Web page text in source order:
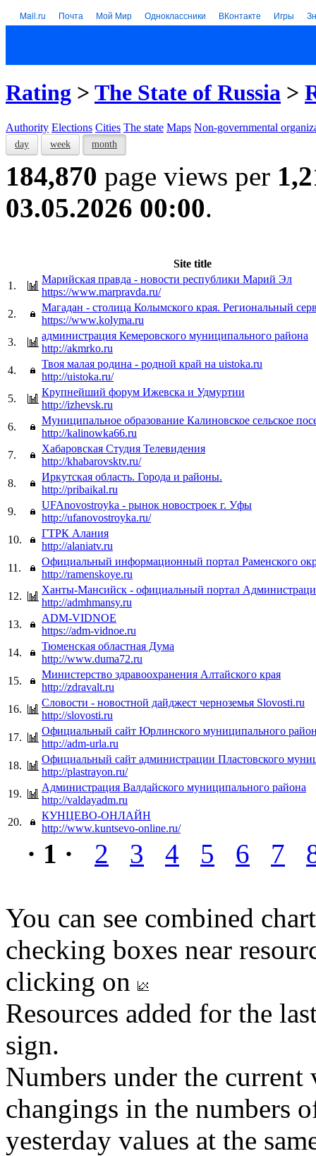
Mail.ru Почта Мой Мир Одноклассники ВКонтакте Игры
Rating > The State of Russia >
Authority Elections Cities The state Maps Non-governmental
day week month
184,870 page views per
03.05.2026 00:00.
Site title
1.
Марийская правда - новости республики Марий Эл
https://www.marpravda.ru/
2.
Магадан - столица Колымского края. Региональный
https://www.kolyma.ru
3.
администрация Кемеровского муниципального района
http://akmrko.ru
4.
Твоя малая родина - родной край на uistoka.ru
http://uistoka.ru/
5.
Крупнейший форум Ижевска и Удмуртии
http://izhevsk.ru
6.
Муниципальное образование Калиновское сельское
http://kalinowka66.ru
7.
Хабаровская Студия Телевидения
http://khabarovsktv.ru/
8.
Иркутская область. Города и районы.
http://pribaikal.ru
9.
UFAnovostroyka - рынок новостроек г. Уфы
http://ufanovostroyka.ru/
10.
ГТРК Алания
http://alaniatv.ru
11.
Официальный информационный портал Раменского
http://ramenskoye.ru
12.
Ханты-Мансийск - официальный портал
http://admhmansy.ru
13.
ADM-VIDNOE
https://adm-vidnoe.ru
14.
Тюменская областная Дума
http://www.duma72.ru
15.
Министерство здравоохранения Алтайского края
http://zdravalt.ru
16.
Словости - новостной дайджест черноземья Slovosti.ru
http://slovosti.ru
17.
Официальный сайт Юрлинского муниципального
http://adm-urla.ru
18.
Официальный сайт администрации Пластовского
http://plastrayon.ru/
19.
Администрация Валдайского муниципального района
http://valdayadm.ru
20.
КУНЦЕВО-ОНЛАЙН
http://www.kuntsevo-online.ru/
· 1 · 2 3 4 5 6 7
You can see combined
checking boxes near
clicking on
Resources added for the
sign.
Numbers under the
changings in the numbers
yesterday values at the